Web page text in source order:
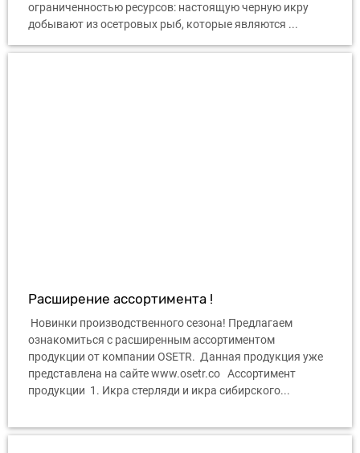
ограниченностью ресурсов: настоящую черную икру
добывают из осетровых рыб, которые являются ...
Расширение ассортимента !
Новинки производственного сезона! Предлагаем
ознакомиться с расширенным ассортиментом
продукции от компании OSETR. Данная продукция уже
представлена ​​на сайте www.osetr.co Ассортимент
продукции 1. Икра стерляди и икра сибирского...